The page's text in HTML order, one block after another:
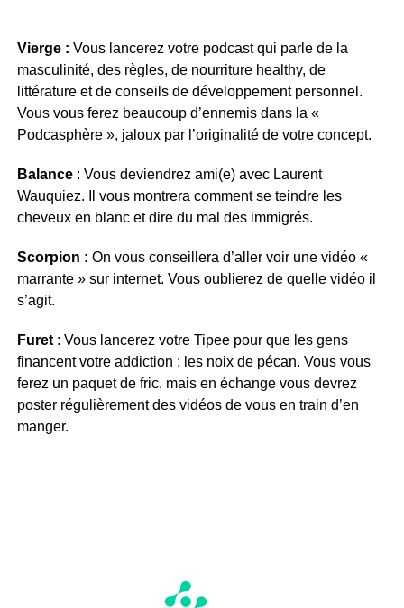
Vierge : Vous lancerez votre podcast qui parle de la
masculinité, des règles, de nourriture healthy, de
littérature et de conseils de développement personnel.
Vous vous ferez beaucoup d’ennemis dans la «
Podcasphère », jaloux par l’originalité de votre concept.
Balance: Vous deviendrez ami(e) avec Laurent
Wauquiez. Il vous montrera comment se teindre les
cheveux en blanc et dire du mal des immigrés.
Scorpion : On vous conseillera d’aller voir une vidéo «
marrante » sur internet. Vous oublierez de quelle vidéo il
s’agit.
Furet: Vous lancerez votre Tipee pour que les gens
financent votre addiction : les noix de pécan. Vous vous
ferez un paquet de fric, mais en échange vous devrez
poster régulièrement des vidéos de vous en train d’en
manger.